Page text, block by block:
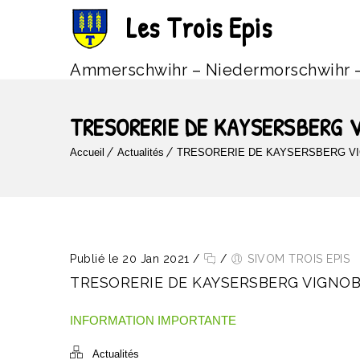
Les Trois Epis
Ammerschwihr – Niedermorschwihr
TRESORERIE DE KAYSERSBERG
Accueil Actualités TRESORERIE DE KAYSERSBERG
Publié le 20 Jan 2021 / / SIVOM TROIS EPIS
TRESORERIE DE KAYSERSBERG
INFORMATION IMPORTANTE
Actualités